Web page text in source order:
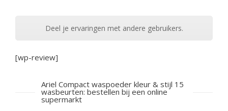
Deel je ervaringen met andere gebruikers.
[wp-review]
Ariel Compact waspoeder kleur & stijl 15
wasbeurten: bestellen bij een online
supermarkt